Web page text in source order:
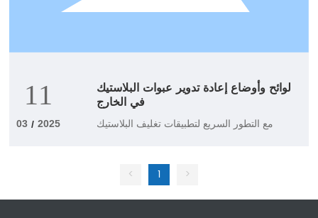
لوائح وأوضاع إعادة تدوير عبوات البلاستيك
في الخارج
مع التطور السريع لتطبيقات تغليف البلاستيك
11
2025
/
03
<
1
>